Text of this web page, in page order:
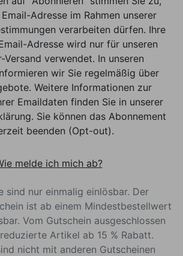
Adresse im Rahmen unserer
verarbeiten dürfen. Ihre
Adresse wird nur für unseren
Versand verwendet. In unseren
wir Sie regelmäßig über
Weitere Informationen zur
Emaildaten finden Sie in unserer
Sie können das Abonnement
beenden (Opt-out).
melde ich mich ab?
sind nur einmalig einlösbar. Der
ist ab einem Mindestbestellwert
Vom Gutschein ausgeschlossen
Artikel ab 15 % Rabatt.
nicht mit anderen Gutscheinen